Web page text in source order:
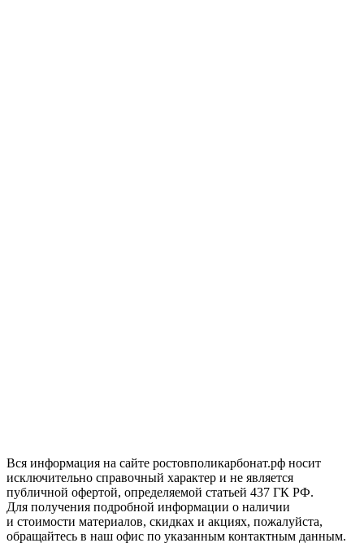
Вся информация на сайте ростовполикарбонат.рф носит
исключительно справочный характер и не является
публичной офертой, определяемой статьей 437 ГК РФ.
Для получения подробной информации о наличии
и стоимости материалов, скидках и акциях, пожалуйста,
обращайтесь в наш офис по указанным контактным данным.